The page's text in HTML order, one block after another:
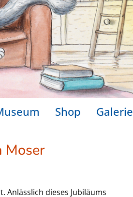
Shop Galerie
Moser
Anlässlich dieses Jubiläums